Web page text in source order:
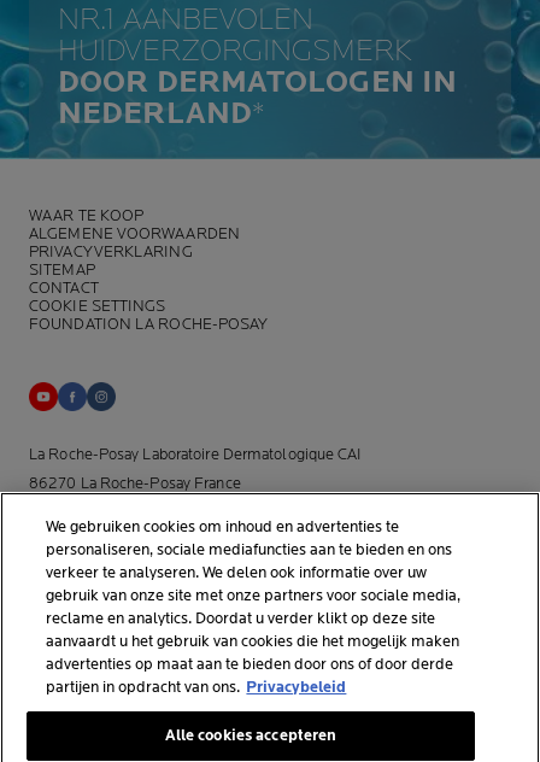
NR.1 AANBEVOLEN
HUIDVERZORGINGSMERK
DOOR DERMATOLOGEN IN
NEDERLAND*
WAAR TE KOOP
ALGEMENE VOORWAARDEN
PRIVACYVERKLARING
SITEMAP
CONTACT
COOKIE SETTINGS
FOUNDATION LA ROCHE-POSAY
La Roche-Posay Laboratoire Dermatologique CAI
86270 La Roche-Posay France
*Onderzoek uitgevoerd binnen de dermo-cosmetische
huidverzorgingsmarkt door APLUSA en haar partners van januari tot
april 2025, onder 56 dermatologen in Nederland.
© La Roche-Posay
We gebruiken cookies om inhoud en advertenties te
personaliseren, sociale mediafuncties aan te bieden en ons
verkeer te analyseren. We delen ook informatie over uw
gebruik van onze site met onze partners voor sociale media,
reclame en analytics. Doordat u verder klikt op deze site
aanvaardt u het gebruik van cookies die het mogelijk maken
advertenties op maat aan te bieden door ons of door derde
partijen in opdracht van ons. Privacybeleid
Alle cookies accepteren